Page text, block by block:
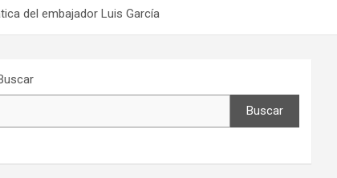
del embajador Luis García
Buscar